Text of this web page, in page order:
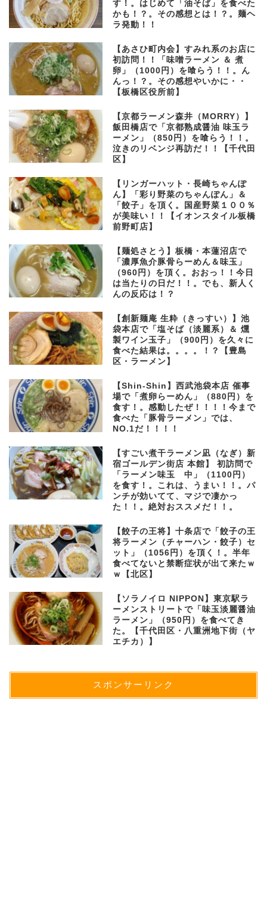
す！。はじめて「油そば」を食べた
かも！？。その感想とは！？。麺ヘ
ラ発動！！
【あさひ町内会】すみれ系のお店に
初訪問！！「味噌ラーメン ＆ 煮
卵」（1000円）を喰らう！！。ん
んっ！？。その感想やいかに・・
【板橋区役所前】
【京都ラーメン森井（MORRY）】
飯田橋店で「京都熟成醤油 味玉ラ
ーメン」（850円）を喰らう！！。
泣きのリベンジ再訪だ！！【千代田
区】
【リンガーハット・長崎ちゃんぽ
ん】「彩り野菜のちゃんぽん」＆
「餃子」を頂く。国産野菜１００％
が美味い！！【イオンスタイル板橋
前野町店】
【麺処さとう】板橋・本蓮沼店で
「濃厚魚介豚骨らーめん＆味玉」
（960円）を頂く。おおっ！！今日
は当たりの日だ！！。でも、新人く
んの反応は！？
【創新麺庵 生粋（きっすい）】池
袋本店で「塩そば（淡麗系）＆ 燻
製ワイン玉子」（900円）を久々に
食べた結果は。。。。！？【豊島
区・ラーメン】
【Shin-Shin】西武池袋本店 催事
場で「煮卵らーめん」（880円）を
食す！。感動したぜ！！！！今まで
食べた「豚骨ラーメン」では、
NO.1だ！！！！
【すごい煮干ラーメン凪（なぎ）新
宿ゴールデン街店 本館】 初訪問で
「ラーメン味玉 中」（1100円）
を食す！。これは、うまい！！。パ
ンチが効いてて、マジで凄かっ
た！！。絶対おススメだ！！。
【餃子の王将】十条店で「餃子の王
将ラーメン（チャーハン・餃子）セ
ット」（1056円）を頂く！。半年
食べてないと禁断症状が出て来たｗ
ｗ【北区】
【ソラノイロ NIPPON】東京駅ラ
ーメンストリートで「味玉淡麗醤油
ラーメン」（950円）を食べてき
た。【千代田区・八重洲地下街（ヤ
エチカ）】
スポンサーリンク